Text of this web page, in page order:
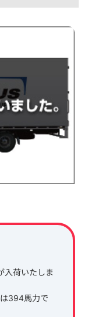
入荷いたしま
394馬力で